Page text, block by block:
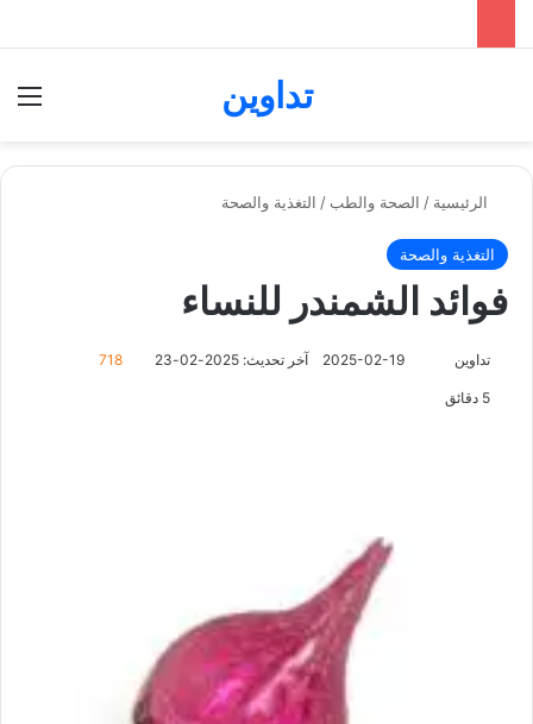
تداوين
الرئيسية / الصحة والطب / التغذية والصحة
التغذية والصحة
فوائد الشمندر للنساء
تداوين 2025-02-19 آخر تحديث: 2025-02-23 718